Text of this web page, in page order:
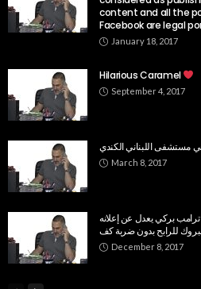
content and all the
Facebook are legal
January 18, 2017
Hilarious Caramel
September 4, 2017
مستشفى اللبناني الكندي
March 8, 2017
ترامب بركي يعدل عن إعلانه
للرابح بدون ضربة كف
December 8, 2017